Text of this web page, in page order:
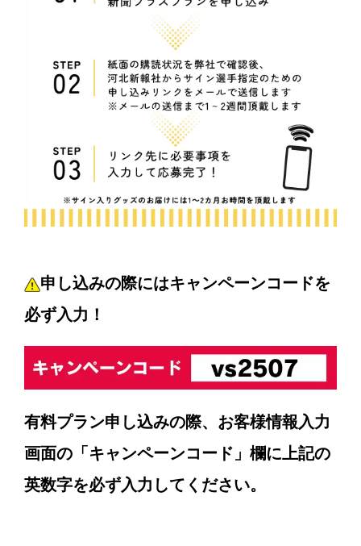
申し込みの際にはキャンペーンコードを
必ず入力！
有料プラン申し込みの際、お客様情報入力
画面の「キャンペーンコード」欄に上記の
英数字を必ず入力してください。